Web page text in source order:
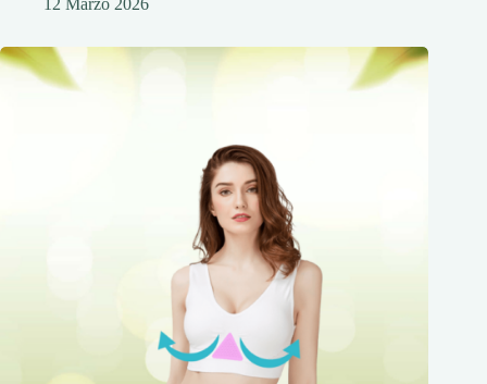
12 Marzo 2026